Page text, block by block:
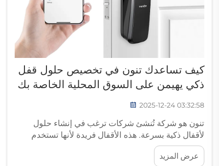
كيف تساعدك تنون في تخصيص حلول قفل
ذكي يهيمن على السوق المحلية الخاصة بك
2025-12-24 03:32:58
تنون هو شركة تُنشئ شركات ترغب في إنشاء حلول
لأقفال ذكية بسرعة. هذه الأقفال فريدة لأنها تستخدم
التكنولوجيا لتأمين أماكن مثل المنازل أو المكاتب. يمكنك
تخصيص هذه الأقفال الذكية وفقًا لما يريده عملاؤك
عرض المزيد